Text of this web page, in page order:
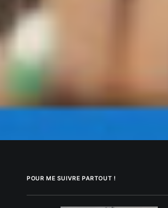
POUR ME SUIVRE PARTOUT !